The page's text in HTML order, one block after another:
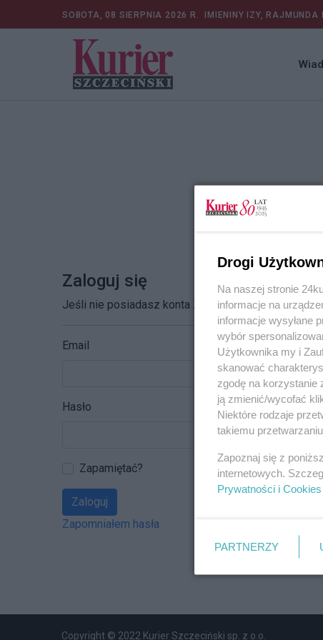
SOBOTA, 08 SIERPNIA 2026 R. IMIENINY IZY, RAJMUNDA
Zaloguj się
Jeśli nie posiadasz konta Zarejestruj się
Email
Hasło
Zapamiętać?
Zaloguj
Zapomniałem hasła
Copyright © 2022 Kurier Szczeciński sp. z o.o.
Drogi
Na naszej stronie
informacje na
informacje wysyłane
wybór
Użytkownika my i
skanować
zgodę na korzystanie
ją zmienić/wycofać
Niektóre rodzaje
takiemu
Zapoznaj się z
internetowych.
Prywatności i Cookies
PARTNERZY